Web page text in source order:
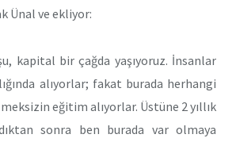
Ünal ve ekliyor:
kapital bir çağda yaşıyoruz. İnsanlar
alıyorlar; fakat burada herhangi
eğitim alıyorlar. Üstüne 2 yıllık
sonra ben burada var olmaya